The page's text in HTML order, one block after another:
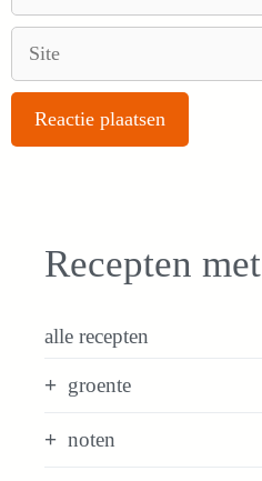
Recepten met
alle recepten
groente
noten